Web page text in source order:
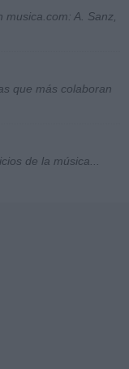
A. Sanz,
que más colaboran
de la música...